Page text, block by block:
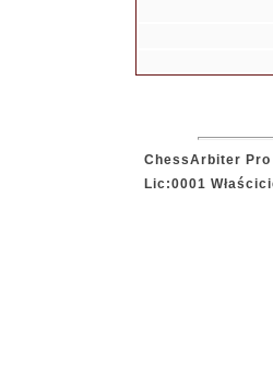
ChessArbiter Pro
Lic:0001